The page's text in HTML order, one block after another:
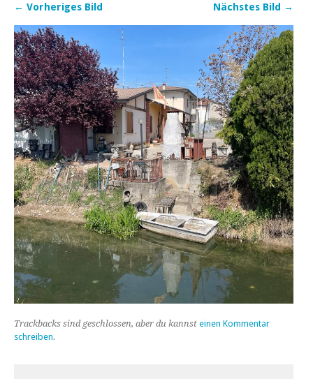
← Vorheriges Bild Nächstes Bild →
Trackbacks sind geschlossen, aber du kannst einen Kommentar
schreiben.